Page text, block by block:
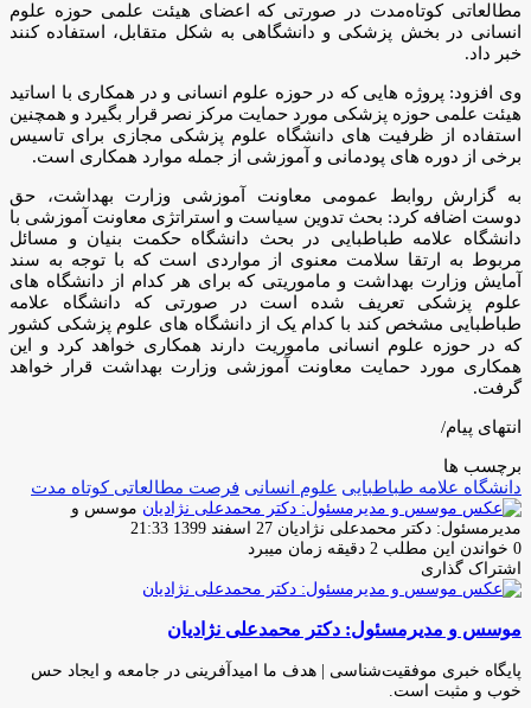
مطالعاتی کوتاه‌مدت در صورتی که اعضای هیئت علمی حوزه علوم
انسانی در بخش پزشکی و دانشگاهی به شکل متقابل، استفاده کنند
خبر داد.
وی افزود: پروژه هایی که در حوزه علوم انسانی و در همکاری با اساتید
هیئت علمی حوزه پزشکی مورد حمایت مرکز نصر قرار بگیرد و همچنین
استفاده از ظرفیت های دانشگاه علوم پزشکی مجازی برای تاسیس
برخی از دوره های پودمانی و آموزشی از جمله موارد همکاری است.
به گزارش روابط عمومی معاونت آموزشی وزارت بهداشت، حق
دوست اضافه کرد: بحث تدوین سیاست و استراتژی معاونت آموزشی با
دانشگاه علامه طباطبایی در بحث دانشگاه حکمت بنیان و مسائل
مربوط به ارتقا سلامت معنوی از مواردی است که با توجه به سند
آمایش وزارت بهداشت و ماموریتی که برای هر کدام از دانشگاه های
علوم پزشکی تعریف شده است در صورتی که دانشگاه علامه
طباطبایی مشخص کند با کدام یک از دانشگاه های علوم پزشکی کشور
که در حوزه علوم انسانی ماموریت دارند همکاری خواهد کرد و این
همکاری مورد حمایت معاونت آموزشی وزارت بهداشت قرار خواهد
گرفت.
انتهای پیام/
برچسب ها
دانشگاه علامه طباطبایی علوم انسانی فرصت مطالعاتی کوتاه مدت
موسس و
مدیرمسئول: دکتر محمدعلی نژادیان ارسال
ایمیل
27 اسفند 1399 21:33
0 خواندن این مطلب 2 دقیقه زمان میبرد
اشتراک گذاری
فیس
توئیتر
لینکدین
واتس
تلگرام
اشتراک
از
ایمیل
چاپ
موسس و مدیرمسئول: دکتر محمدعلی نژادیان
پایگاه خبری موفقیت‌شناسی | هدف ما امیدآفرینی در جامعه و ایجاد حس
خوب و مثبت است.